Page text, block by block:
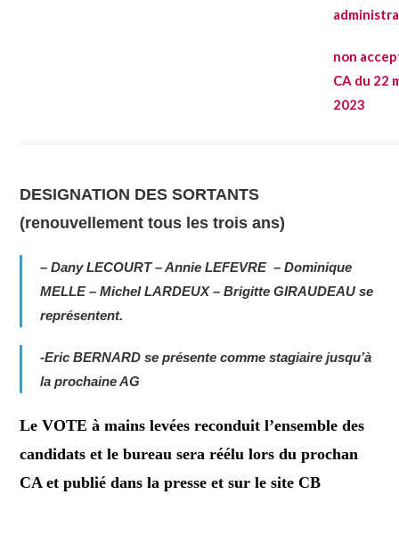
non
CA du 22
2023
DESIGNATION DES SORTANTS
(renouvellement tous les trois ans)
– Dany LECOURT – Annie LEFEVRE – Dominique
MELLE – Michel LARDEUX– Brigitte GIRAUDEAU se
représentent.
-Eric BERNARDse présentecomme stagiairejusqu’à
la prochaine AG
Le VOTE à mains levées reconduit l’ensemble des
candidats et le bureau sera réélu lors du prochan
CA et publié dans la presse et sur le site CB